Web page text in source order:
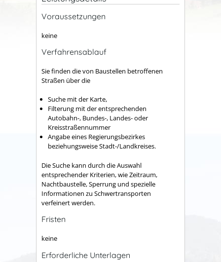
Voraussetzungen
keine
Verfahrensablauf
Sie finden die von Baustellen betroffenen
Straßen über die
Suche mit der Karte,
Filterung mit der entsprechenden
Autobahn-, Bundes-, Landes- oder
Kreisstraßennummer
Angabe eines Regierungsbezirkes
beziehungsweise Stadt-/Landkreises.
Die Suche kann durch die Auswahl
entsprechender Kriterien, wie Zeitraum,
Nachtbaustelle, Sperrung und spezielle
Informationen zu Schwertransporten
verfeinert werden.
Fristen
keine
Erforderliche Unterlagen